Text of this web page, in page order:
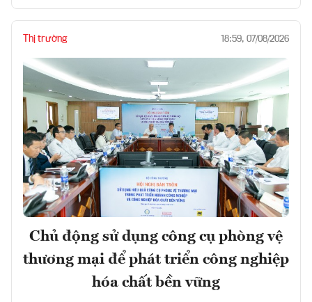
Thị trường 18:59, 07/08/2026
Chủ động sử dụng công cụ phòng vệ
thương mại để phát triển công nghiệp
hóa chất bền vững